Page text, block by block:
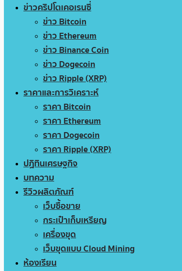
ข่าวคริปโตเคอเรนซี่
ข่าว Bitcoin
ข่าว Ethereum
ข่าว Binance Coin
ข่าว Dogecoin
ข่าว Ripple (XRP)
ราคาและการวิเคราะห์
ราคา Bitcoin
ราคา Ethereum
ราคา Dogecoin
ราคา Ripple (XRP)
ปฏิทินเศรษฐกิจ
บทความ
รีวิวผลิตภัณฑ์
เว็บซื้อขาย
กระเป๋าเก็บเหรียญ
เครื่องขุด
เว็บขุดแบบ Cloud Mining
ห้องเรียน